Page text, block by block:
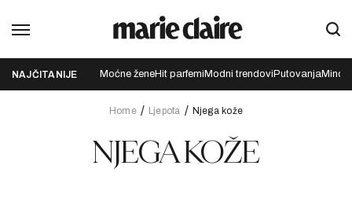
NAJČITANIJE Moćne ženeHit parfemi Modni trendovi Putovanja
Home Ljepota Njega kože
NJEGA KOŽE